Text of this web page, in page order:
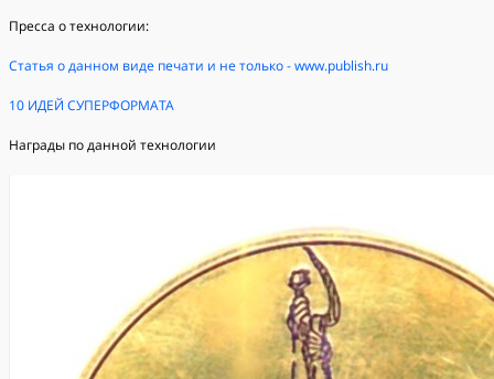
Пресса о технологии:
Статья о данном виде печати и не только - www.publish.ru
10 ИДЕЙ СУПЕРФОРМАТА
Награды по данной технологии